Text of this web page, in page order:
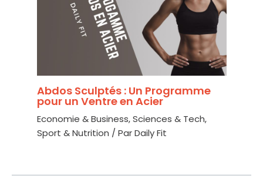
Abdos Sculptés : Un Programme
pour un Ventre en Acier
Economie & Business,Sciences & Tech,
Sport & Nutrition / ParDaily Fit